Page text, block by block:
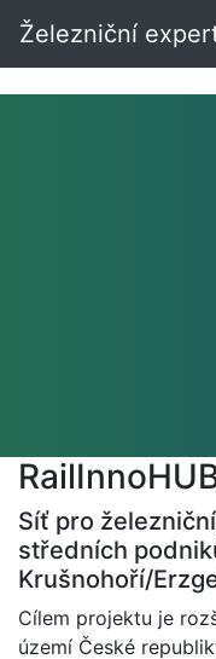
Železniční
Síť pro
středních
Krušnohoří/
Cílem projektu je
území České